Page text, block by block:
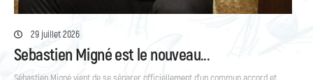
29 juillet 2026
Sebastien Migné est le nouveau...